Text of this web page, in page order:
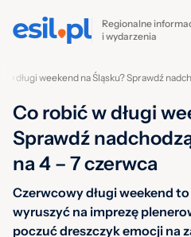
Regionalne
i wydarzenia
w długi weekend na Śląsku? Sprawdź
Co robić w długi
Sprawdź
na 4 – 7 czerwca
Czerwcowy długi weekend
wyruszyć na imprezę
poczuć dreszczyk emocji na